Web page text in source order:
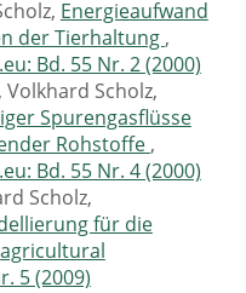
Energieaufwand
der Tierhaltung,
Bd. 55 Nr. 2 (2000)
Scholz,
Spurengasflüsse
Rohstoffe,
Bd. 55 Nr. 4 (2000)
Scholz,
für die
agricultural
5 (2009)